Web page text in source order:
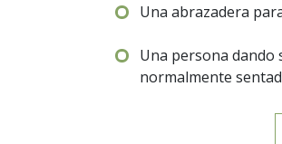
Una abrazadera
Una persona dando
normalmente